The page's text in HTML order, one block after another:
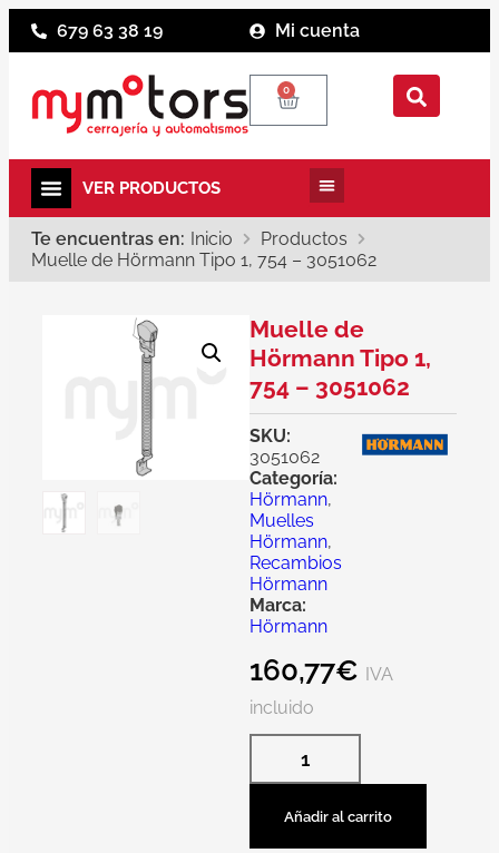
679 63 38 19 Mi cuenta
0
Te encuentras en: Inicio
Productos
Muelle de Hörmann Tipo 1, 754 – 3051062
Muelle de
Hörmann Tipo 1,
754 – 3051062
SKU:
3051062
Categoría:
Hörmann,
Muelles
Hörmann,
Recambios
Hörmann
Marca:
Hörmann
160,77€ IVA
incluido
Añadir al carrito